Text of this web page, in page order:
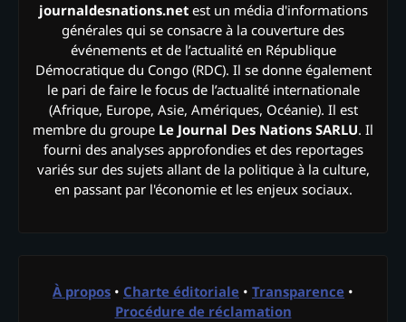
journaldesnations.netest un média d'informations
générales qui se consacre à la couverture des
événements et de l’actualité en République
Démocratique du Congo (RDC). Il se donne également
le pari de faire le focus de l’actualité internationale
(Afrique, Europe, Asie, Amériques, Océanie). Il est
membre du groupe Le Journal Des Nations SARLU. Il
fourni des analyses approfondies et des reportages
variés sur des sujets allant de la politique à la culture,
en passant par l'économie et les enjeux sociaux.
À propos • Charte éditoriale • Transparence •
Procédure de réclamation